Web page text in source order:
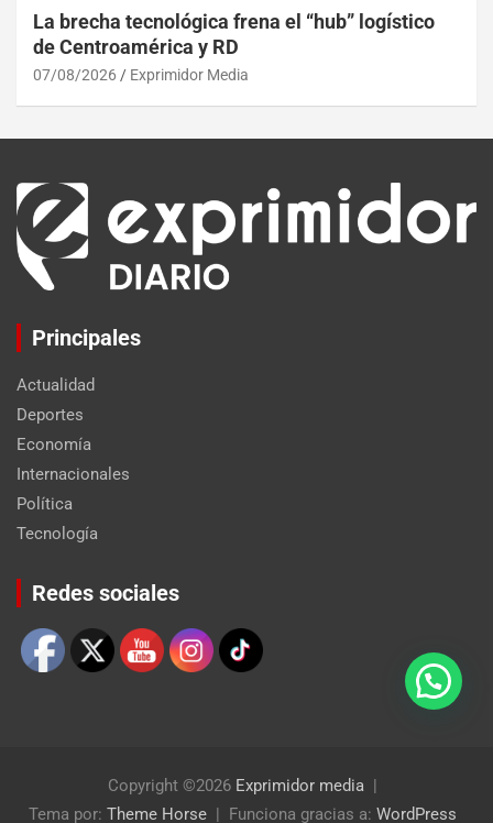
La brecha tecnológica frena el “hub” logístico
de Centroamérica y RD
07/08/2026 Exprimidor Media
Principales
Actualidad
Deportes
Economía
Internacionales
Política
Tecnología
Redes sociales
Copyright ©2026 Exprimidor media
Tema por: Theme Horse Funciona gracias a: WordPress